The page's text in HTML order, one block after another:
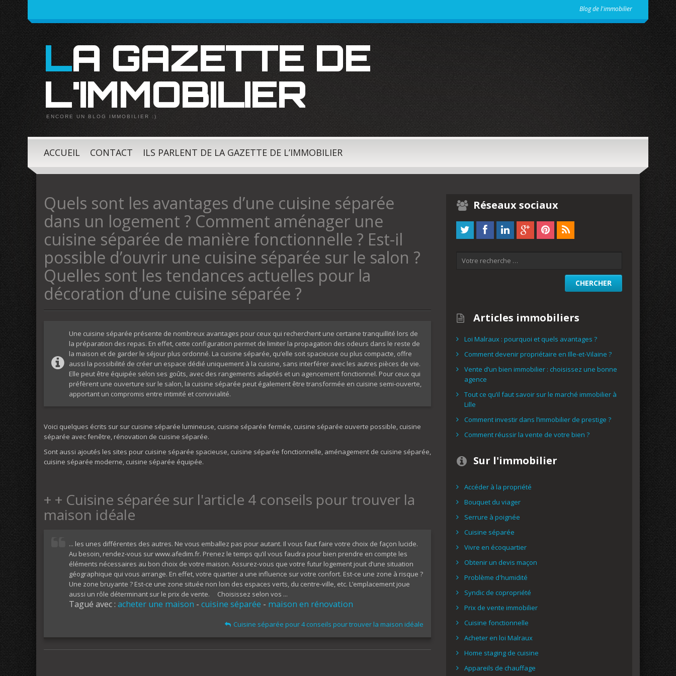
Blog de l'immobilier
LA GAZETTE DE
L'IMMOBILIER
ENCORE UN BLOG IMMOBILIER :)
ACCUEIL CONTACT ILS PARLENT DE LA GAZETTE DE L’IMMOBILIER
Quels sont les avantages d’une cuisine séparée
dans un logement ? Comment aménager une
cuisine séparée de manière fonctionnelle ? Est-il
possible d’ouvrir une cuisine séparée sur le salon ?
Quelles sont les tendances actuelles pour la
décoration d’une cuisine séparée ?
Une cuisine séparée présente de nombreux avantages pour ceux qui recherchent une certaine tranquillité lors de
la préparation des repas. En effet, cette configuration permet de limiter la propagation des odeurs dans le reste de
la maison et de garder le séjour plus ordonné. La cuisine séparée, qu’elle soit spacieuse ou plus compacte, offre
aussi la possibilité de créer un espace dédié uniquement à la cuisine, sans interférer avec les autres pièces de vie.
Elle peut être équipée selon ses goûts, avec des rangements adaptés et un agencement fonctionnel. Pour ceux qui
préfèrent une ouverture sur le salon, la cuisine séparée peut également être transformée en cuisine semi-ouverte,
apportant un compromis entre intimité et convivialité.
Voici quelques écrits sur sur cuisine séparée lumineuse, cuisine séparée fermée, cuisine séparée ouverte possible, cuisine
séparée avec fenêtre, rénovation de cuisine séparée.
Sont aussi ajoutés les sites pour cuisine séparée spacieuse, cuisine séparée fonctionnelle, aménagement de cuisine séparée,
cuisine séparée moderne, cuisine séparée équipée.
+ + Cuisine séparée sur l'article 4 conseils pour trouver la
maison idéale
... les unes différentes des autres. Ne vous emballez pas pour autant. Il vous faut faire votre choix de façon lucide.
Au besoin, rendez-vous sur www.afedim.fr. Prenez le temps qu’il vous faudra pour bien prendre en compte les
éléments nécessaires au bon choix de votre maison. Assurez-vous que votre futur logement jouit d’une situation
géographique qui vous arrange. En effet, votre quartier a une influence sur votre confort. Est-ce une zone à risque ?
Une zone bruyante ? Est-ce une zone située non loin des espaces verts, du centre-ville, etc. L’emplacement joue
aussi un rôle déterminant sur le prix de vente. Choisissez selon vos ...
Tagué avec : acheter une maison - cuisine séparée - maison en rénovation
Cuisine séparée pour 4 conseils pour trouver la maison idéale
Réseaux sociaux
Articles immobiliers
Loi Malraux : pourquoi et quels avantages ?
Comment devenir propriétaire en Ille-et-Vilaine ?
Vente d’un bien immobilier : choisissez une bonne
agence
Tout ce qu’il faut savoir sur le marché immobilier à
Lille
Comment investir dans l’immobilier de prestige ?
Comment réussir la vente de votre bien ?
Sur l'immobilier
Accéder à la propriété
Bouquet du viager
Serrure à poignée
Cuisine séparée
Vivre en écoquartier
Obtenir un devis maçon
Problème d'humidité
Syndic de copropriété
Prix de vente immobilier
Cuisine fonctionnelle
Acheter en loi Malraux
Home staging de cuisine
Appareils de chauffage